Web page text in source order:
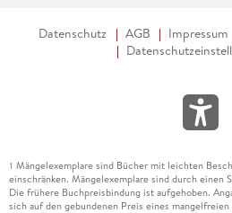
Datenschutz AGB Impressum
1 Mängelexemplare sind Bücher mit leichten
einschränken. Mängelexemplare sind durch einen
Die frühere Buchpreisbindung ist aufgehoben.
sich auf den gebundenen Preis eines mangelfreien